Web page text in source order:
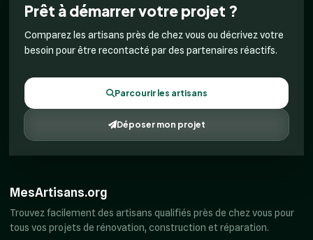
Prêt à démarrer votre projet ?
Comparez les artisans près de chez vous ou décrivez votre
besoin pour être recontacté par des partenaires réactifs.
Parcourir les artisans
Déposer mon projet
MesArtisans.org
Trouvez facilement des artisans qualifiés près de chez vous pour
tous vos projets de rénovation, construction et réparation.